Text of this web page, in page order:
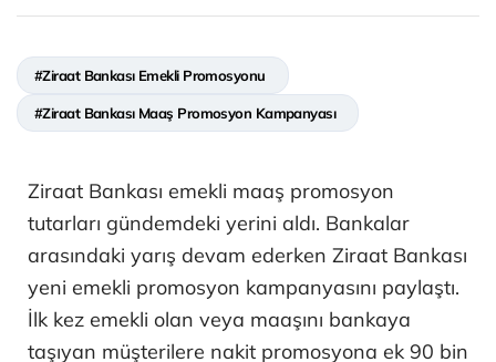
#Ziraat Bankası Emekli Promosyonu
#Ziraat Bankası Maaş Promosyon Kampanyası
Ziraat Bankası emekli maaş promosyon
tutarları gündemdeki yerini aldı. Bankalar
arasındaki yarış devam ederken Ziraat Bankası
yeni emekli promosyon kampanyasını paylaştı.
İlk kez emekli olan veya maaşını bankaya
taşıyan müşterilere nakit promosyona ek 90 bin